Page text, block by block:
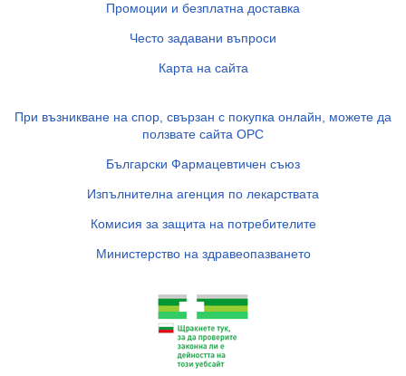
Промоции и безплатна доставка
Често задавани въпроси
Карта на сайта
При възникване на спор, свързан с покупка онлайн, можете да
ползвате сайта ОРС
Български Фармацевтичен съюз
Изпълнителна агенция по лекарствата
Комисия за защита на потребителите
Министерство на здравеопазването